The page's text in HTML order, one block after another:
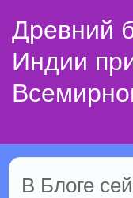
Древний
Индии
В Блоге